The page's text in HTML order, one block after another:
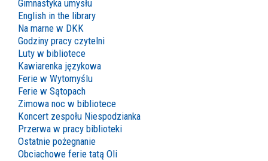
Gimnastyka umysłu
English in the library
Na marne w DKK
Godziny pracy czytelni
Luty w bibliotece
Kawiarenka językowa
Ferie w Wytomyślu
Ferie w Sątopach
Zimowa noc w bibliotece
Koncert zespołu Niespodzianka
Przerwa w pracy biblioteki
Ostatnie pożegnanie
Obciachowe ferie tatą Oli